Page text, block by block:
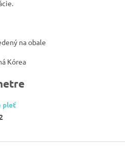
na obale
Kórea
pleť